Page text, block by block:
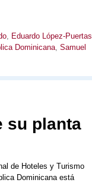
, Eduardo López-Puertas
Dominicana, Samuel
su planta
de Hoteles y Turismo
Dominicana está